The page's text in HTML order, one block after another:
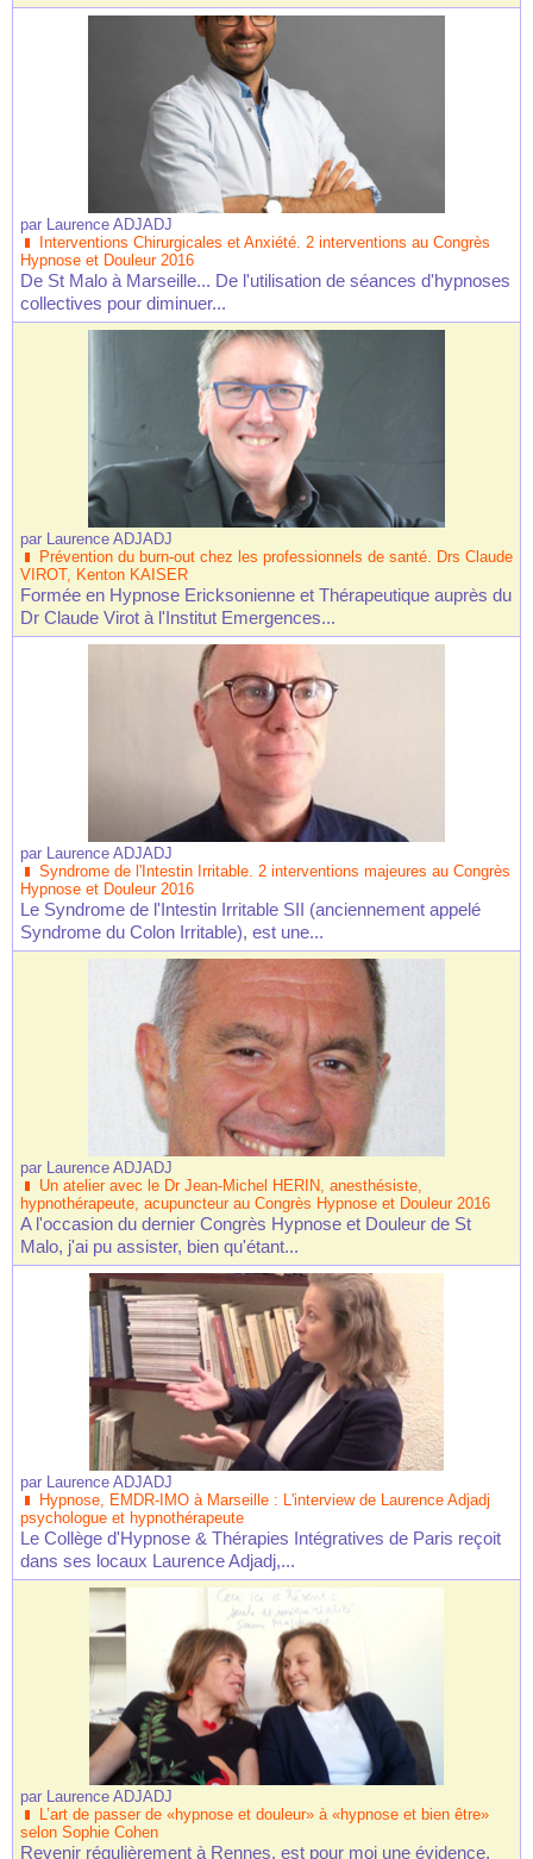
par Laurence ADJADJ
Interventions Chirurgicales et Anxiété. 2 interventions au Congrès
Hypnose et Douleur 2016
De St Malo à Marseille... De l'utilisation de séances d'hypnoses
collectives pour diminuer...
par Laurence ADJADJ
Prévention du burn-out chez les professionnels de santé. Drs Claude
VIROT, Kenton KAISER
Formée en Hypnose Ericksonienne et Thérapeutique auprès du
Dr Claude Virot à l'Institut Emergences...
par Laurence ADJADJ
Syndrome de l'Intestin Irritable. 2 interventions majeures au Congrès
Hypnose et Douleur 2016
Le Syndrome de l'Intestin Irritable SII (anciennement appelé
Syndrome du Colon Irritable), est une...
par Laurence ADJADJ
Un atelier avec le Dr Jean-Michel HERIN, anesthésiste,
hypnothérapeute, acupuncteur au Congrès Hypnose et Douleur 2016
A l'occasion du dernier Congrès Hypnose et Douleur de St
Malo, j'ai pu assister, bien qu'étant...
par Laurence ADJADJ
Hypnose, EMDR-IMO à Marseille : L'interview de Laurence Adjadj
psychologue et hypnothérapeute
Le Collège d'Hypnose & Thérapies Intégratives de Paris reçoit
dans ses locaux Laurence Adjadj,...
par Laurence ADJADJ
L’art de passer de «hypnose et douleur» à «hypnose et bien être»
selon Sophie Cohen
Revenir régulièrement à Rennes, est pour moi une évidence,